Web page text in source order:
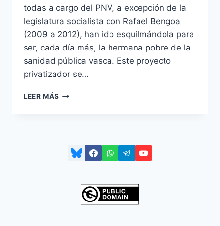
todas a cargo del PNV, a excepción de la
legislatura socialista con Rafael Bengoa
(2009 a 2012), han ido esquilmándola para
ser, cada día más, la hermana pobre de la
sanidad pública vasca. Este proyecto
privatizador se…
LEER MÁS LA